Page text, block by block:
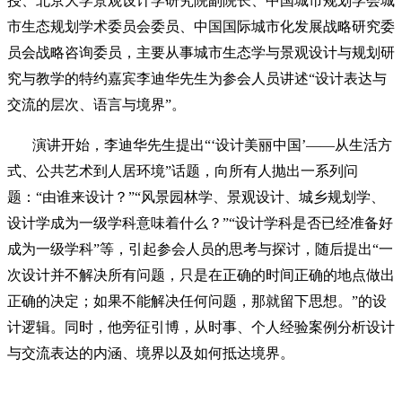
市生态规划学术委员会委员
中国国际城市化发展战略研究委
员会战略咨询委员 ， 主要从事城市生态学与景观设计与规划研
究与教学的特约嘉宾李迪华先生为参会人员讲述“设计表达与
交流的层次、语言与境界”。
演讲开始，李迪华先生提出“‘设计美丽中国’——从生活方
式、公共艺术到人居环境”话题，向所有人抛出一系列问
题：“由谁来设计？”“风景园林学、景观设计、城乡规划学、
设计学成为一级学科意味着什么？”“设计学科是否已经准备好
成为一级学科”等，引起参会人员的思考与探讨，随后提出“一
次设计并不解决所有问题，只是在正确的时间正确的地点做出
正确的决定；如果不能解决任何问题，那就留下思想。”的设
计逻辑。同时，他旁征引博，从时事、个人经验案例分析设计
与交流表达的内涵、境界以及如何抵达境界。